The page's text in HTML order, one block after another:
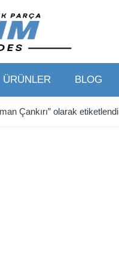
ÜRÜNLER BLOG
Çankırı” olarak etiketlendi